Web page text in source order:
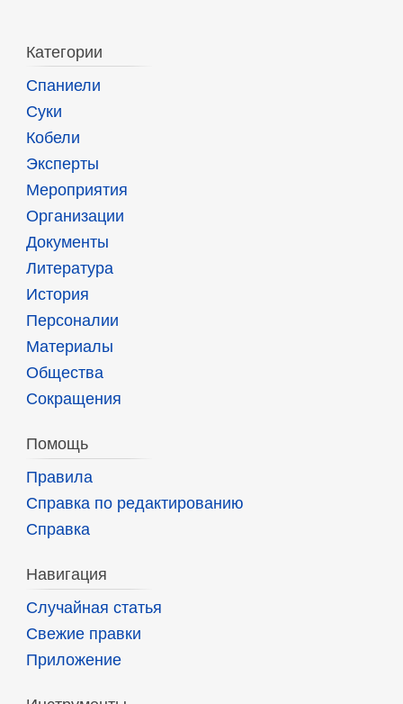
Категории
Спаниели
Суки
Кобели
Эксперты
Мероприятия
Организации
Документы
Литература
История
Персоналии
Материалы
Общества
Сокращения
Помощь
Правила
Справка по редактированию
Справка
Навигация
Случайная статья
Свежие правки
Приложение